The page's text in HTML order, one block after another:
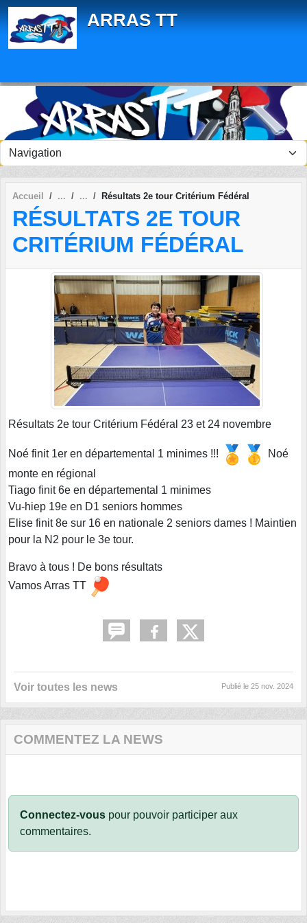
ARRAS TT
Accueil Résultats 2e tour Critérium Fédéral
RÉSULTATS 2E TOUR
CRITÉRIUM FÉDÉRAL
Résultats 2e tour Critérium Fédéral 23 et 24 novembre
Noé finit 1er en départemental 1 minimes !!!
Noé
monte en régional
Tiago finit 6e en départemental 1 minimes
Vu-hiep 19e en D1 seniors hommes
Elise finit 8e sur 16 en nationale 2 seniors dames ! Maintien
pour la N2 pour le 3e tour.
Bravo à tous ! De bons résultats
Vamos Arras TT
Voir toutes les news Publié le 25 nov. 2024
COMMENTEZ LA NEWS
Connectez-vous pour pouvoir participer aux
commentaires.
Panneau de gestion des cookies